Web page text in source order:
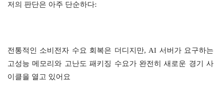
저의 판단은 아주 단순하다:
전통적인 소비전자 수요 회복은 더디지만, AI 서버가 요구하는
고성능 메모리와 고난도 패키징 수요가 완전히 새로운 경기 사
이클을 열고 있어요